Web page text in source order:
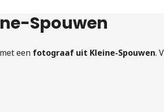
Spouwen
een fotograaf uit Kleine-Spouwen.